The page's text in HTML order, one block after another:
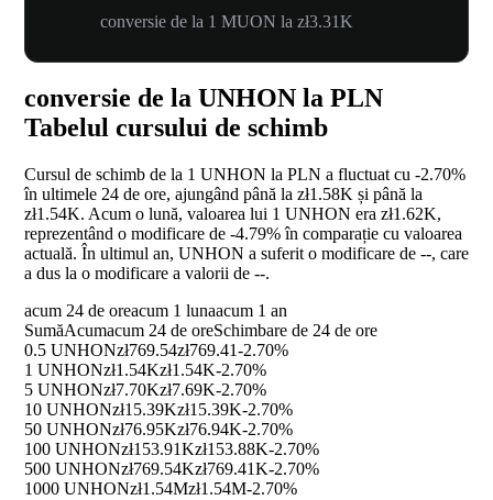
conversie de la 1 MUON la zł3.31K
conversie de la UNHON la PLN
Tabelul cursului de schimb
Cursul de schimb de la 1 UNHON la PLN a fluctuat cu -2.70%
în ultimele 24 de ore, ajungând până la zł1.58K și până la
zł1.54K. Acum o lună, valoarea lui 1 UNHON era zł1.62K,
reprezentând o modificare de -4.79%în comparație cu valoarea
actuală. În ultimul an, UNHON a suferit o modificare de --, care
a dus la o modificare a valorii de --.
acum 24 de oreacum 1 lunaacum 1 an
SumăAcumacum 24 de oreSchimbare de 24 de ore
0.5 UNHONzł769.54zł769.41-2.70%
1 UNHONzł1.54Kzł1.54K-2.70%
5 UNHONzł7.70Kzł7.69K-2.70%
10 UNHONzł15.39Kzł15.39K-2.70%
50 UNHONzł76.95Kzł76.94K-2.70%
100 UNHONzł153.91Kzł153.88K-2.70%
500 UNHONzł769.54Kzł769.41K-2.70%
1000 UNHONzł1.54Mzł1.54M-2.70%